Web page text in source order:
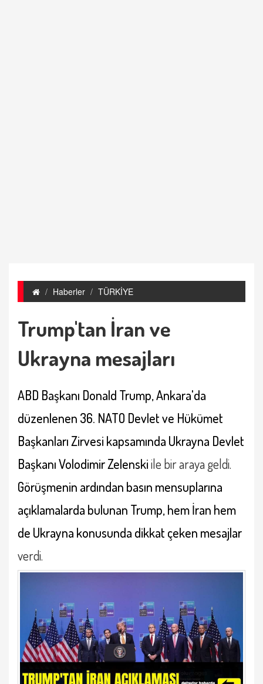
Haberler TÜRKİYE
Trump'tan İran ve
Ukrayna mesajları
ABD Başkanı Donald Trump, Ankara'da
düzenlenen 36. NATO Devlet ve Hükümet
Başkanları Zirvesi kapsamında Ukrayna Devlet
Başkanı Volodimir Zelenskiile bir araya geldi.
Görüşmenin ardından basın mensuplarına
açıklamalarda bulunan Trump, hem İran hem
de Ukrayna konusunda dikkat çeken mesajlar
verdi.